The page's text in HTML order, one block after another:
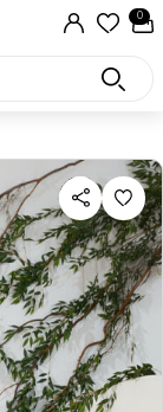
0